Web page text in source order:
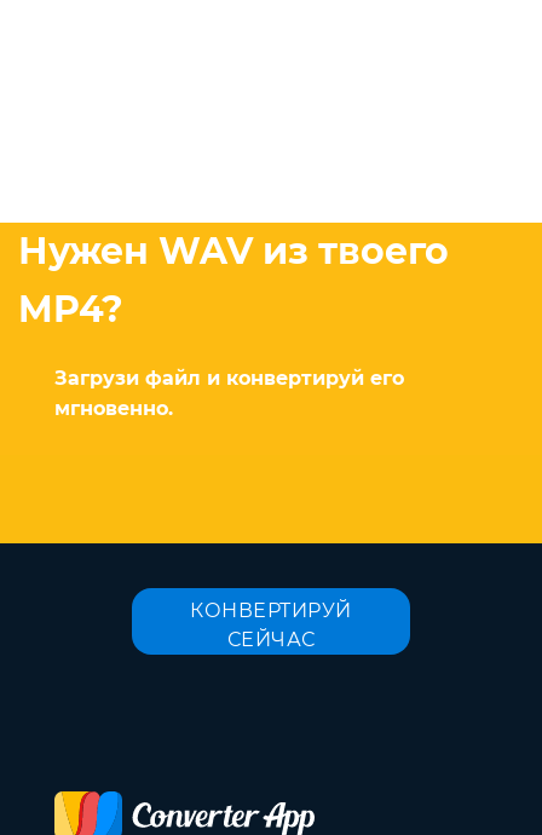
Нужен WAV из твоего
MP4?
Загрузи файл и конвертируй его
мгновенно.
КОНВЕРТИРУЙ
СЕЙЧАС